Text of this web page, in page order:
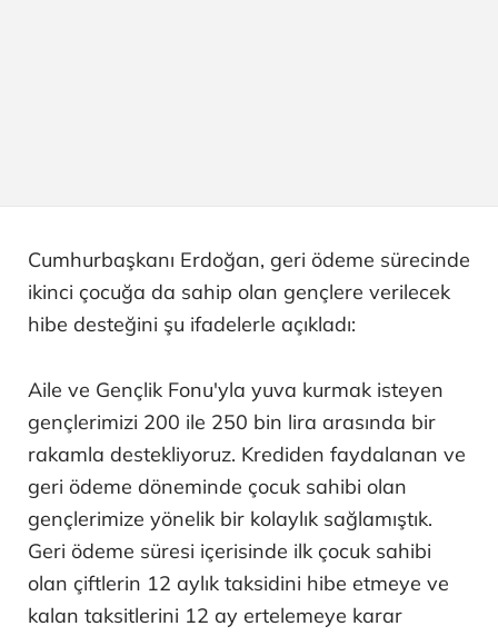
Cumhurbaşkanı Erdoğan, geri ödeme sürecinde
ikinci çocuğa da sahip olan gençlere verilecek
hibe desteğini şu ifadelerle açıkladı:
Aile ve Gençlik Fonu'yla yuva kurmak isteyen
gençlerimizi 200 ile 250 bin lira arasında bir
rakamla destekliyoruz. Krediden faydalanan ve
geri ödeme döneminde çocuk sahibi olan
gençlerimize yönelik bir kolaylık sağlamıştık.
Geri ödeme süresi içerisinde ilk çocuk sahibi
olan çiftlerin 12 aylık taksidini hibe etmeye ve
kalan taksitlerini 12 ay ertelemeye karar